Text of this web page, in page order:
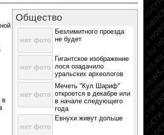
в
Общество
Безлимитного проезда
не будет
Гигантское изображение
лося озадачило
уральских археологов
Мечеть "Кул Шариф"
откроется в декабре или
в начале следующего
года
Евнухи живут дольше